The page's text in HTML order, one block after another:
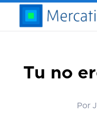
Tu no
Por